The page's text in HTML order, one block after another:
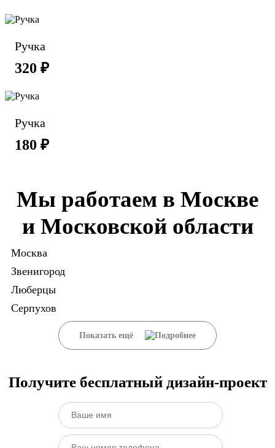
Ручка
320 ₽
Ручка
180 ₽
Мы работаем в Москве
и Московской области
Москва
Звенигород
Люберцы
Серпухов
Показать ещё
Получите бесплатный дизайн-проект